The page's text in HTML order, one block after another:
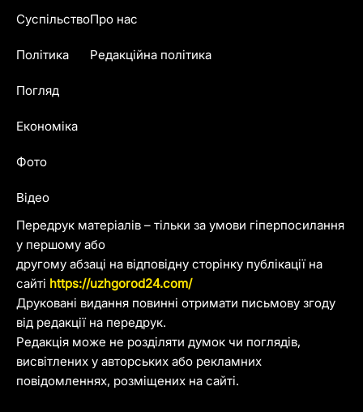
Передрук матеріалів – тільки за умови гіперпосилання
у першому або
другому абзаці на відповідну сторінку публікації на
сайті https://uzhgorod24.com/
Друковані видання повинні отримати письмову згоду
від редакції на передрук.
Редакція може не розділяти думок чи поглядів,
висвітлених у авторських або рекламних
повідомленнях, розміщених на сайті.
Суспільство
Політика
Погляд
Економіка
Фото
Відео
Про нас
Редакційна політика